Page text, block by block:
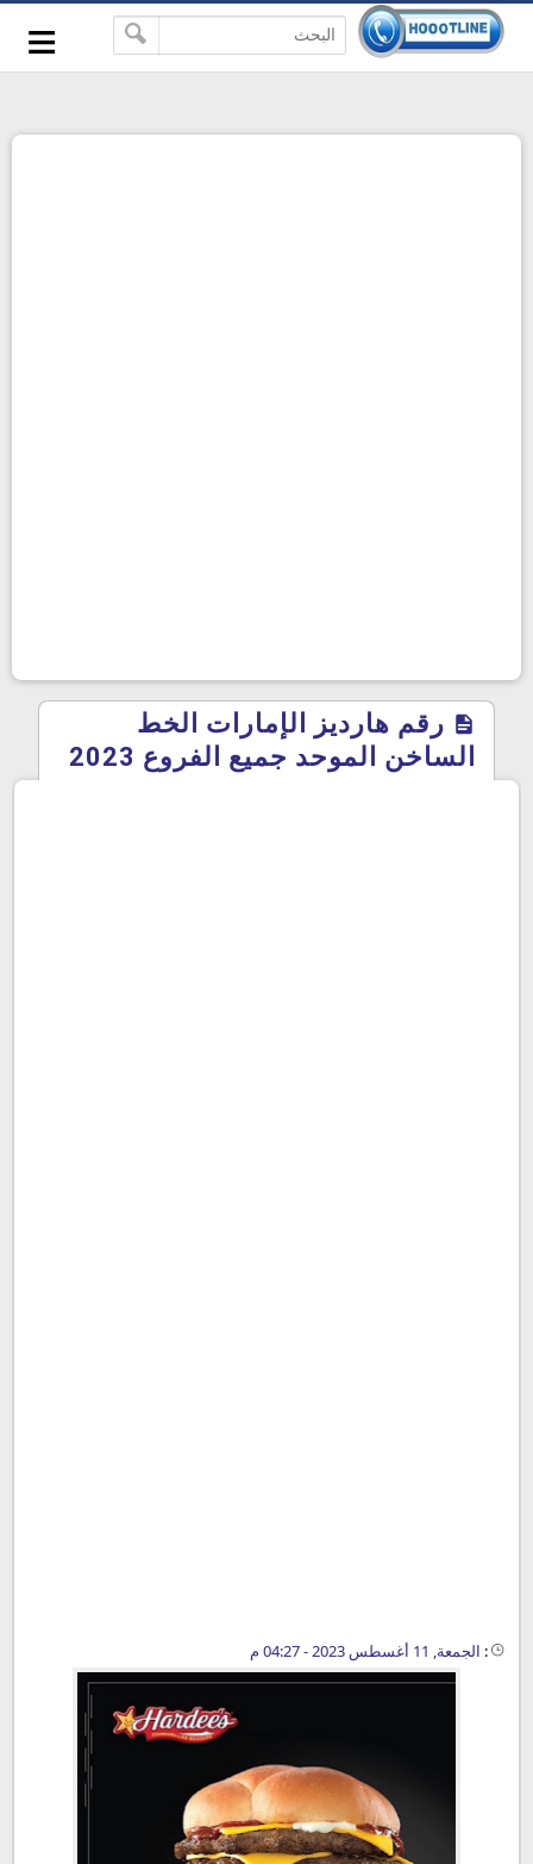
≡
رقم هارديز الإمارات الخط
الساخن الموحد جميع الفروع 2023
: الجمعة, 11 أغسطس 2023 - 04:27 م